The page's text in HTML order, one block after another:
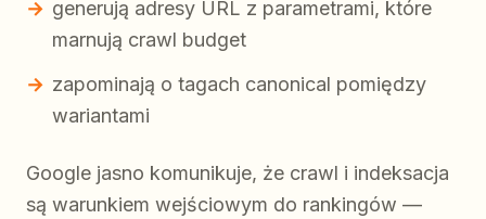
generują adresy URL z parametrami, które
marnują crawl budget
zapominają o tagach canonical pomiędzy
wariantami
Google jasno komunikuje, że crawl i indeksacja
są warunkiem wejściowym do rankingów —